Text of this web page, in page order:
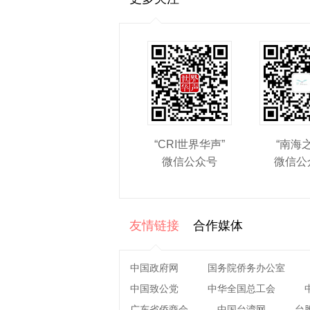
“CRI世界华声”
微信公众号
“南海
微信公
友情链接 合作媒体
中国政府网
国务院侨务办公室
中国致公党
中华全国总工会